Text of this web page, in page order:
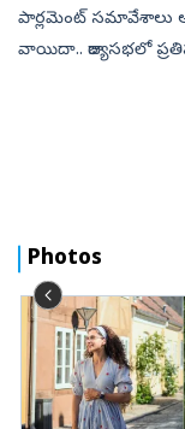
పార్లమెంట్‌ సమావేశాలు
వాయిదా.. రాజ్యసభలో
Photos